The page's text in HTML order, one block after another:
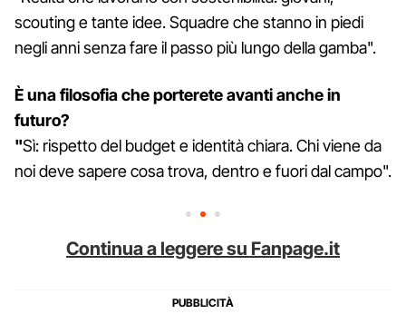
scouting e tante idee. Squadre che stanno in piedi
negli anni senza fare il passo più lungo della gamba".
È una filosofia che porterete avanti anche in
futuro?
"Sì: rispetto del budget e identità chiara. Chi viene da
noi deve sapere cosa trova, dentro e fuori dal campo".
Continua a leggere su Fanpage.it